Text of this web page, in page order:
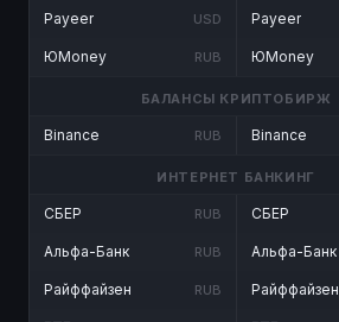
Payeer USD
ЮMoney RUB
Payeer
ЮMoney
БАЛАНСЫ КРИПТОБИРЖ
Binance RUB Binance
ИНТЕРНЕТ БАНКИНГ
СБЕР RUB
Альфа-Банк RUB
Райффайзен RUB
СБЕР
Альфа-Банк
Райффайзен